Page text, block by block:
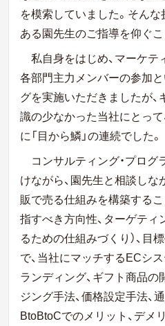
を模索していました。そん
ある園先生のご指導を仰ぐこ
私自身をはじめ、マーケテ
各部門主力メンバーの参加
グを実施いただきましたが
識の少なかった当社にとっ
に「目から鱗」の連続でした。
コンサルティング・プロ
けながら、園先生と相談し
販で売る仕組みを構築する
指すべき方向性、ターゲティ
るための仕組みづくり）、目
で、当社にマッチするECシ
ランディング、ギフト商品の
ジング手法、価格設定手法、
BtoBtoCでのメリット、デメ